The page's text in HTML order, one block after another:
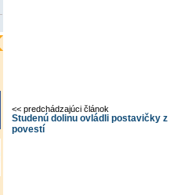
<< predchádzajúci článok
Studenú dolinu ovládli postavičky
povestí